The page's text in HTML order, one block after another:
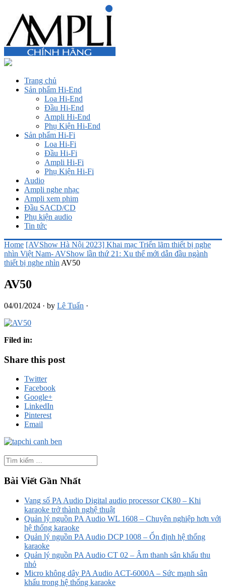
Trang chủ
Sản phẩm Hi-End
Loa Hi-End
Đầu Hi-End
Ampli Hi-End
Phụ Kiện Hi-End
Sản phẩm Hi-Fi
Loa Hi-Fi
Đầu Hi-Fi
Ampli Hi-Fi
Phụ Kiện Hi-Fi
Audio
Ampli nghe nhạc
Ampli xem phim
Đầu SACD/CD
Phụ kiện audio
Tin tức
Home [AVShow Hà Nội 2023] Khai mạc Triển lãm thiết bị nghe
nhìn Việt Nam- AVShow lần thứ 21: Xu thế mới dẫn đầu ngành
thiết bị nghe nhìn AV50
AV50
04/01/2024 · by Lê Tuấn ·
Filed in:
Share this post
Twitter
Facebook
Google+
LinkedIn
Pinterest
Email
Bài Viết Gần Nhất
Vang số PA Audio Digital audio processor CK80 – Khi
karaoke trở thành nghệ thuật
Quản lý nguồn PA Audio WL 1608 – Chuyên nghiệp hơn với
hệ thống karaoke
Quản lý nguồn PA Audio DCP 1008 – Ổn định hệ thống
karaoke
Quản lý nguồn PA Audio CT 02 – Âm thanh sân khấu thu
nhỏ
Micro không dây PA Audio ACT-6000A – Sức mạnh sân
khấu trong hệ thống karaoke